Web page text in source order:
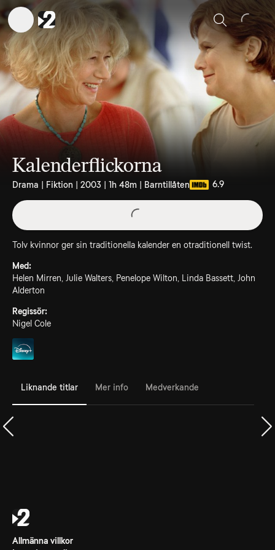
Sök
Kalenderflickorna
Drama | Fiktion | 2003 | 1h 48m | Barntillåten 6.9
Tolv kvinnor ger sin traditionella kalender en otraditionell twist.
Med:
Helen Mirren, Julie Walters, Penelope Wilton, Linda Bassett, John
Alderton
Regissör:
Nigel Cole
Liknande titlar Mer info Medverkande
Allmänna villkor